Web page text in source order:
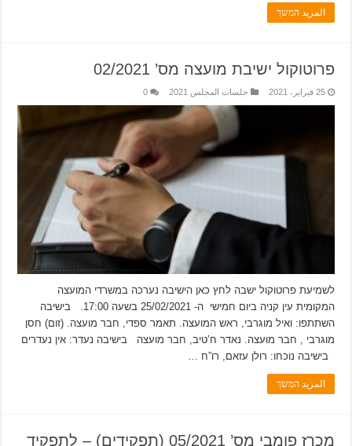
المزيد המשך
פרוטוקול ישיבת מועצה מס’ 02/2021
25 فبراير، 2021 جلسات المجلس 2021 0
לשמיעת פרוטוקול ישבה לחץ כאן הישיבה נערכה במשרדי המועצה
המקומית עין קניה ביום חמישי ה- 25/02/2021 בשעה 17:00. בישיבה
השתתפו: ואיל מוגרבי, ראש המועצה. תאמר ספדי, חבר מועצה. (זום) חסן
מוגרבי , חבר מועצה. נאדר ח’טיב, חבר מועצה בישיבה נעדר: אין נעדרים
בישיבה נוכחו: רולן עזאם, רו”ח …
المزيد המשך
מכרז פומבי מס’ 05/2021 (תפקידים) – לתפקיד